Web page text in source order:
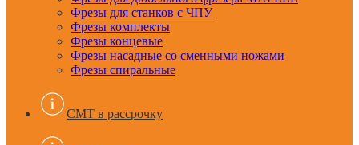
Фрезы для станков с ЧПУ
Фрезы комплекты
Фрезы концевые
Фрезы насадные со сменными ножами
Фрезы спиральные
CMT в рассрочку